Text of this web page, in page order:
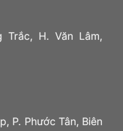
Trắc, H. Văn Lâm,
P. Phước Tân, Biên